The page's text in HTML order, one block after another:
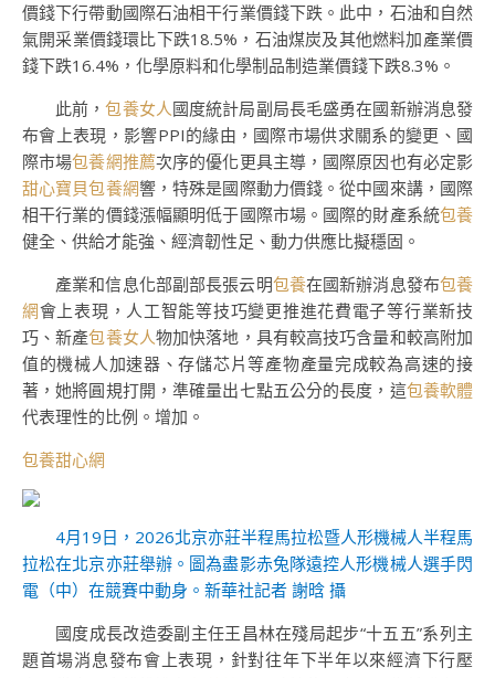
價錢下行帶動國際石油相干行業價錢下跌。此中，石油和自然
氣開采業價錢環比下跌18.5%，石油煤炭及其他燃料加產業價
錢下跌16.4%，化學原料和化學制品制造業價錢下跌8.3%。
此前，包養女人國度統計局副局長毛盛勇在國新辦消息發
布會上表現，影響PPI的緣由，國際市場供求關系的變更、國
際市場包養網推薦次序的優化更具主導，國際原因也有必定影
甜心寶貝包養網響，特殊是國際動力價錢。從中國來講，國際
相干行業的價錢漲幅顯明低于國際市場。國際的財產系統包養
健全、供給才能強、經濟韌性足、動力供應比擬穩固。
產業和信息化部副部長張云明包養在國新辦消息發布包養
網會上表現，人工智能等技巧變更推進花費電子等行業新技
巧、新產包養女人物加快落地，具有較高技巧含量和較高附加
值的機械人加速器、存儲芯片等產物產量完成較為高速的接
著，她將圓規打開，準確量出七點五公分的長度，這包養軟體
代表理性的比例。增加。
包養甜心網
4月19日，2026北京亦莊半程馬拉松暨人形機械人半程馬
拉松在北京亦莊舉辦。圖為盡影赤兔隊遠控人形機械人選手閃
電（中）在競賽中動身。新華社記者 謝晗 攝
國度成長改造委副主任王昌林在殘局起步“十五五”系列主
題首場消息發布會上表現，針對往年下半年以來經濟下行壓